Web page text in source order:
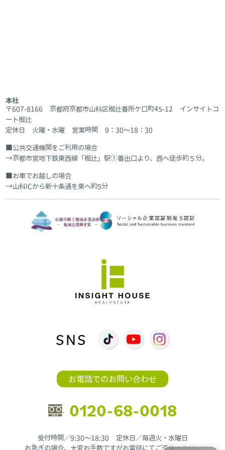
本社
〒607-8166 京都府京都市山科区椥辻番所ケ口町45-12 インサイトコ
ート椥辻
定休日 火曜・水曜 営業時間 9：30～18：30
公共交通機関をご利用の場合
京都市営地下鉄東西線「椥辻」駅①番出口より、西へ徒歩約５分。
お車でお越しの場合
山科ICから新十条通を東へ約5分
SNS
お電話でのお問い合わせ
0120-68-0018
受付時間／9:30〜18:30 定休日／毎週火・水曜日
お急ぎの場合、大変お手数ですがお電話にてご連絡下さい。